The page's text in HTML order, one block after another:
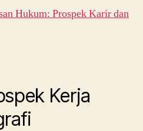
Hukum: Prospek Karir dan
Kerja